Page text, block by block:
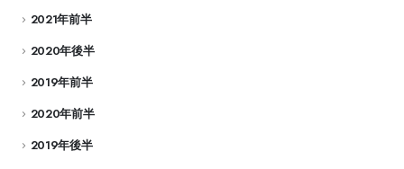
2021年前半
2020年後半
2019年前半
2020年前半
2019年後半